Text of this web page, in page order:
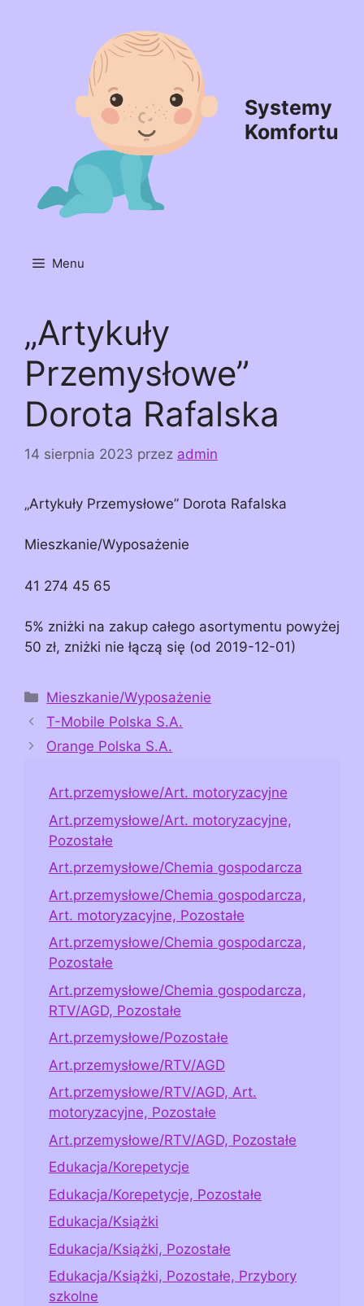
Systemy
Komfortu
Menu
„Artykuły
Przemysłowe”
Dorota Rafalska
14 sierpnia 2023 przez admin
„Artykuły Przemysłowe” Dorota Rafalska
Mieszkanie/Wyposażenie
41 274 45 65
5% zniżki na zakup całego asortymentu powyżej
50 zł, zniżki nie łączą się (od 2019-12-01)
Kategorie
Mieszkanie/Wyposażenie
T-Mobile Polska S.A.
Orange Polska S.A.
Art.przemysłowe/Art. motoryzacyjne
Art.przemysłowe/Art. motoryzacyjne,
Pozostałe
Art.przemysłowe/Chemia gospodarcza
Art.przemysłowe/Chemia gospodarcza,
Art. motoryzacyjne, Pozostałe
Art.przemysłowe/Chemia gospodarcza,
Pozostałe
Art.przemysłowe/Chemia gospodarcza,
RTV/AGD, Pozostałe
Art.przemysłowe/Pozostałe
Art.przemysłowe/RTV/AGD
Art.przemysłowe/RTV/AGD, Art.
motoryzacyjne, Pozostałe
Art.przemysłowe/RTV/AGD, Pozostałe
Edukacja/Korepetycje
Edukacja/Korepetycje, Pozostałe
Edukacja/Książki
Edukacja/Książki, Pozostałe
Edukacja/Książki, Pozostałe, Przybory
szkolne